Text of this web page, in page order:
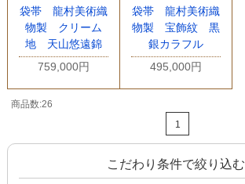
袋帯 龍村美術織
物製 クリーム
地 天山悠遠錦
759,000円
袋帯 龍村美術織
物製 宝飾紋 黒
銀カラフル
495,000円
商品数:26
1
こだわり条件で絞り込む